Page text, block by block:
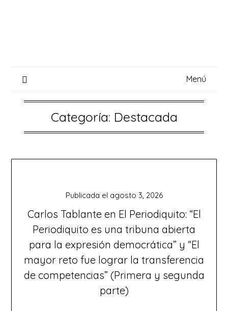
Menú
Categoría: Destacada
Carlos Tablante en El Periodiquito: “El
Periodiquito es una tribuna abierta
para la expresión democrática” y “El
mayor reto fue lograr la transferencia
de competencias” (Primera y segunda
parte)
Publicada el agosto 3, 2026